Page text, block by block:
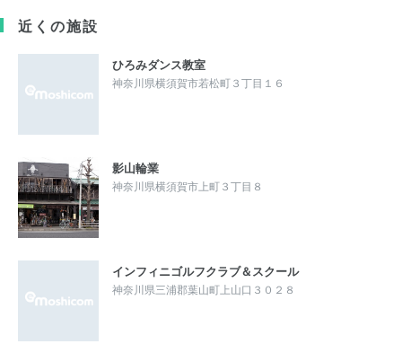
近くの施設
ひろみダンス教室
神奈川県横須賀市若松町３丁目１６
影山輪業
神奈川県横須賀市上町３丁目８
インフィニゴルフクラブ＆スクール
神奈川県三浦郡葉山町上山口３０２８